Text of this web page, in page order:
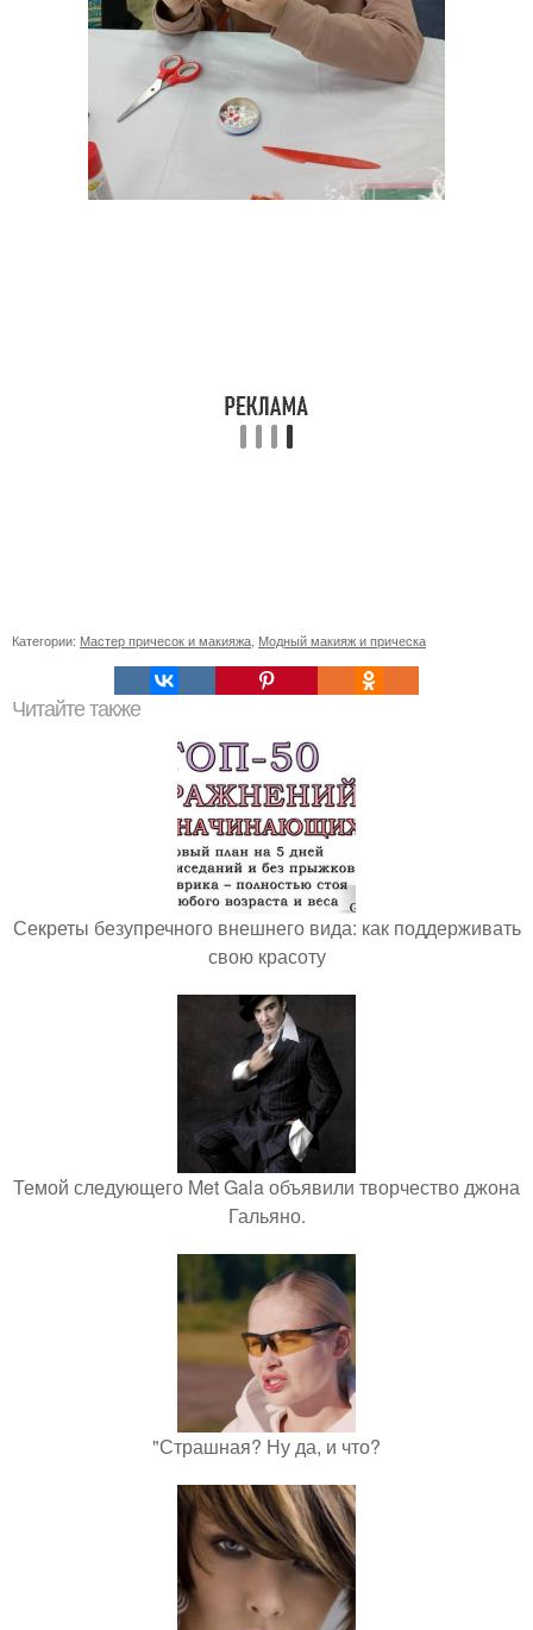
Категории: Мастер причесок и макияжа Модный макияж и прическа
Читайте также
Секреты безупречного внешнего вида: как поддерживать
свою красоту
Темой следующего Met Gala объявили творчество джона
Гальяно.
"Страшная? Ну да, и что?